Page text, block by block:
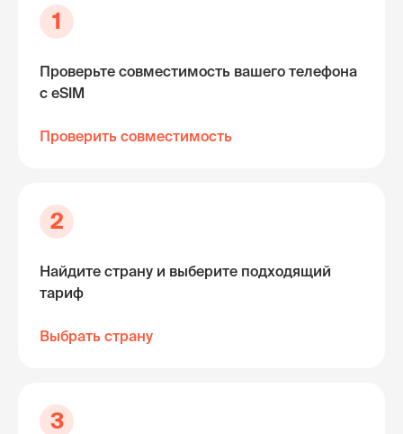
1
Проверьте совместимость вашего телефона
с eSIM
Проверить совместимость
2
Найдите страну и выберите подходящий
тариф
Выбрать страну
3